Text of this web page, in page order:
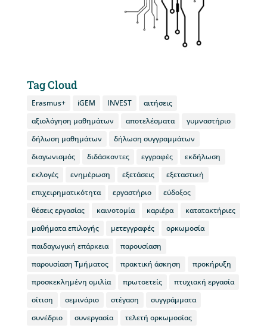
Tag Cloud
Erasmus+ iGEM INVEST
αιτήσεις
αξιολόγηση μαθημάτων
αποτελέσματα
γυμναστήριο
δήλωση μαθημάτων
δήλωση συγγραμμάτων
διαγωνισμός
διδάσκοντες εγγραφές
εκδήλωση
εκλογές
ενημέρωση εξετάσεις
εξεταστική
επιχειρηματικότητα
εργαστήριο
εύδοξος
θέσεις εργασίας
καινοτομία καριέρα
κατατακτήριες
μαθήματα επιλογής
μετεγγραφές
ορκωμοσία
παιδαγωγική επάρκεια
παρουσίαση
παρουσίαση Τμήματος
πρακτική άσκηση
προκήρυξη
προσκεκλημένη ομιλία
πρωτοετείς
πτυχιακή εργασία
σίτιση
σεμινάριο στέγαση
συγγράμματα
συνέδριο
συνεργασία
τελετή ορκωμοσίας